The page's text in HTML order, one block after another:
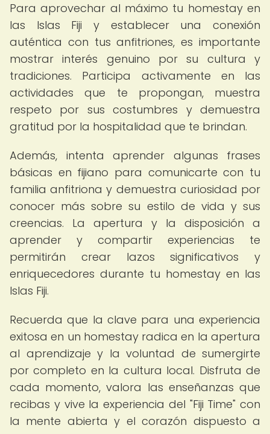
Para aprovechar al máximo tu homestay en
las Islas Fiji y establecer una conexión
auténtica con tus anfitriones, es importante
mostrar interés genuino por su cultura y
tradiciones. Participa activamente en las
actividades que te propongan, muestra
respeto por sus costumbres y demuestra
gratitud por la hospitalidad que te brindan.
Además, intenta aprender algunas frases
básicas en fijiano para comunicarte con tu
familia anfitriona y demuestra curiosidad por
conocer más sobre su estilo de vida y sus
creencias. La apertura y la disposición a
aprender y compartir experiencias te
permitirán crear lazos significativos y
enriquecedores durante tu homestay en las
Islas Fiji.
Recuerda que la clave para una experiencia
exitosa en un homestay radica en la apertura
al aprendizaje y la voluntad de sumergirte
por completo en la cultura local. Disfruta de
cada momento, valora las enseñanzas que
recibas y vive la experiencia del "Fiji Time" con
la mente abierta y el corazón dispuesto a